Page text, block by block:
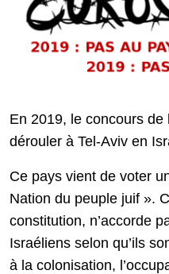
En 2019, le concours de
dérouler à Tel-Aviv en
Ce pays vient de voter
Nation du peuple juif ».
constitution, n’accorde
Israéliens selon qu’ils
à la colonisation,